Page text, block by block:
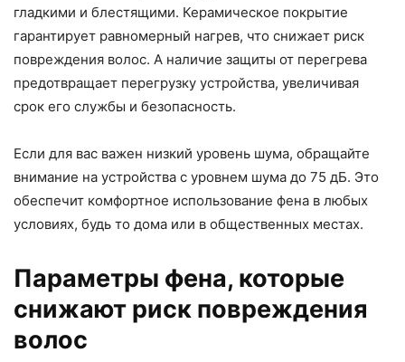
гладкими и блестящими. Керамическое покрытие
гарантирует равномерный нагрев, что снижает риск
повреждения волос. А наличие защиты от перегрева
предотвращает перегрузку устройства, увеличивая
срок его службы и безопасность.
Если для вас важен низкий уровень шума, обращайте
внимание на устройства с уровнем шума до 75 дБ. Это
обеспечит комфортное использование фена в любых
условиях, будь то дома или в общественных местах.
Параметры фена, которые
снижают риск повреждения
волос